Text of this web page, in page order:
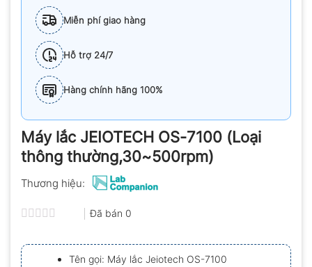
Miễn phí giao hàng
Hỗ trợ 24/7
Hàng chính hãng 100%
Máy lắc JEIOTECH OS-7100 (Loại
thông thường,30~500rpm)
Thương hiệu:
xếp
hạng
0.0
Đã bán 0
Tên gọi: Máy lắc Jeiotech OS-7100